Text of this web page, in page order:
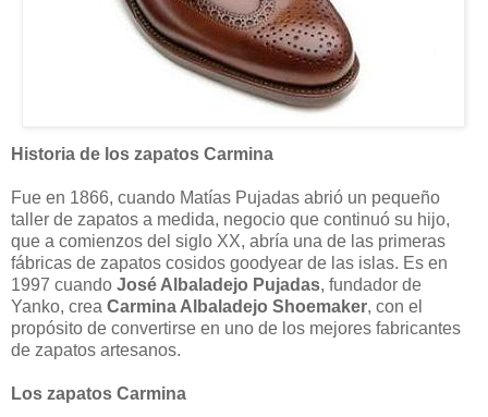
Historia de los zapatos Carmina
Fue en 1866, cuando Matías Pujadas abrió un pequeño
taller de zapatos a medida, negocio que continuó su hijo,
que a comienzos del siglo XX, abría una de las primeras
fábricas de zapatos cosidos goodyear de las islas. Es en
1997 cuando José Albaladejo Pujadas, fundador de
Yanko, crea Carmina Albaladejo Shoemaker, con el
propósito de convertirse en uno de los mejores fabricantes
de zapatos artesanos.
Los zapatos Carmina